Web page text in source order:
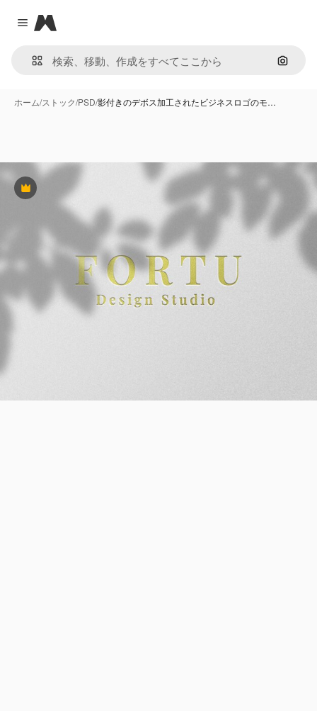
Close menu
Magnific
画像で
ホーム/ストック/PSD/影付きのデボス加工されたビジネスロゴのモ…
Premium